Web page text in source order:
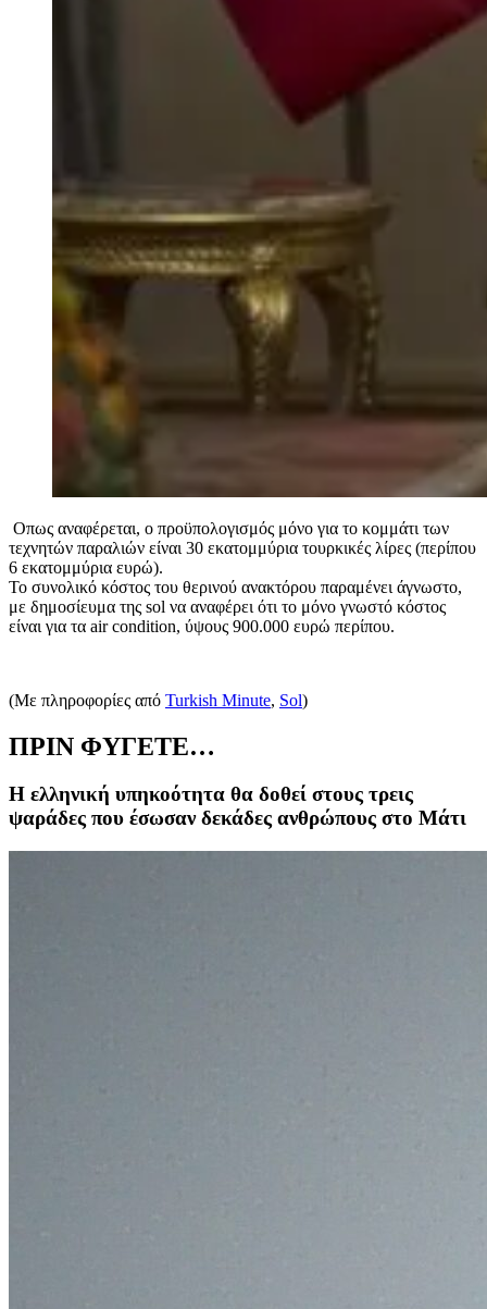
Οπως αναφέρεται, ο προϋπολογισμός μόνο για το κομμάτι των
τεχνητών παραλιών είναι 30 εκατομμύρια τουρκικές λίρες (περίπου
6 εκατομμύρια ευρώ).
Το συνολικό κόστος του θερινού ανακτόρου παραμένει άγνωστο,
με δημοσίευμα της sol να αναφέρει ότι το μόνο γνωστό κόστος
είναι για τα air condition, ύψους 900.000 ευρώ περίπου.
(Mε πληροφορίες από Turkish Minute, Sol)
ΠΡΙΝ ΦΥΓΕΤΕ…
Η ελληνική υπηκοότητα θα δοθεί στους τρεις
ψαράδες που έσωσαν δεκάδες ανθρώπους στο Μάτι